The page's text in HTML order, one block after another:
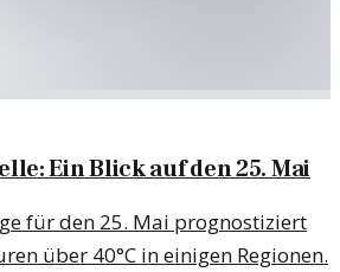
Ein Blick auf den 25. Mai
für den 25. Mai prognostiziert
über 40°C in einigen Regionen.